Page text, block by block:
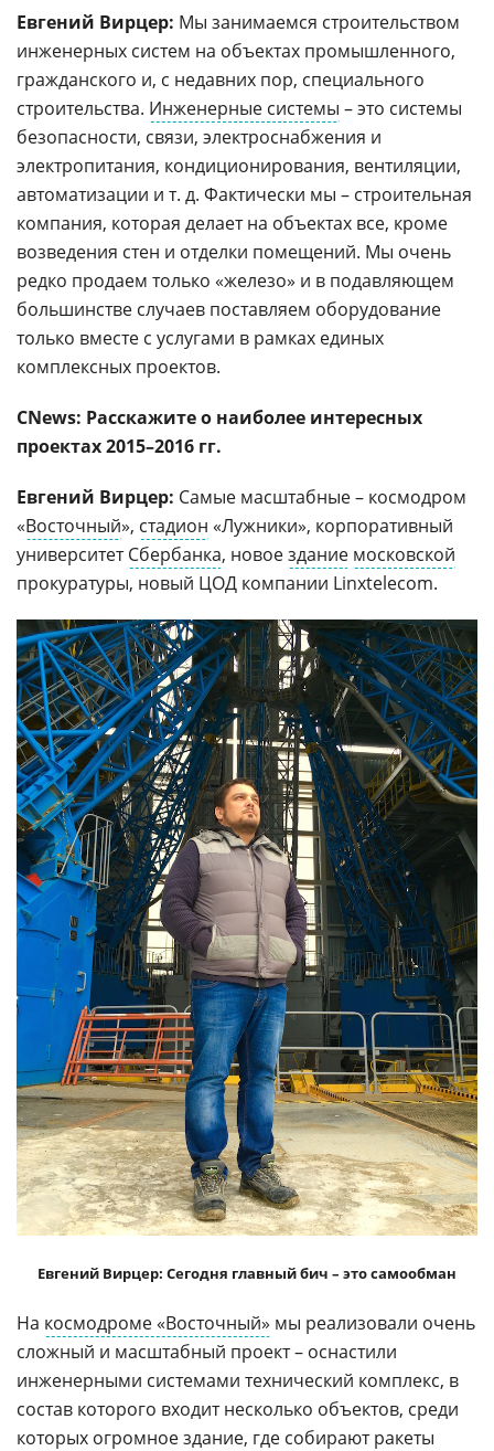
Евгений Вирцер: Мы занимаемся строительством
инженерных систем на объектах промышленного,
гражданского и, с недавних пор, специального
строительства. Инженерные системы – это системы
безопасности, связи, электроснабжения и
электропитания, кондиционирования, вентиляции,
автоматизации и т. д. Фактически мы – строительная
компания, которая делает на объектах все, кроме
возведения стен и отделки помещений. Мы очень
редко продаем только «железо» и в подавляющем
большинстве случаев поставляем оборудование
только вместе с услугами в рамках единых
комплексных проектов.
CNews: Расскажите о наиболее интересных
проектах 2015–2016 гг.
Евгений Вирцер: Самые масштабные – космодром
«Восточный», стадион «Лужники», корпоративный
университетСбербанка, новоездание московской
прокуратуры, новый ЦОД компании Linxtelecom.
Евгений Вирцер: Сегодня главный бич – это самообман
На космодроме «Восточный» мы реализовали очень
сложный и масштабный проект – оснастили
инженерными системами технический комплекс, в
состав которого входит несколько объектов, среди
которых огромное здание, где собираютракеты